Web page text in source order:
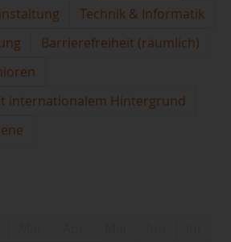
Technik & Informatik
Barrierefreiheit (räumlich)
internationalem Hintergrund